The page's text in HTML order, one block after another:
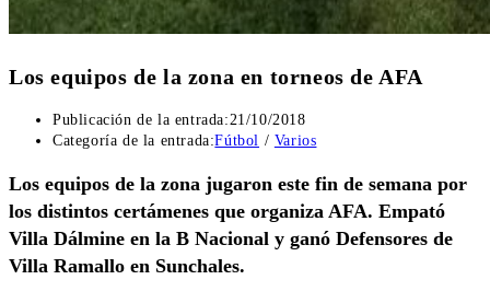
Los equipos de la zona en torneos de AFA
Publicación de la entrada:21/10/2018
Categoría de la entrada:Fútbol / Varios
Los equipos de la zona jugaron este fin de semana por
los distintos certámenes que organiza AFA. Empató
Villa Dálmine en la B Nacional y ganó Defensores de
Villa Ramallo en Sunchales.